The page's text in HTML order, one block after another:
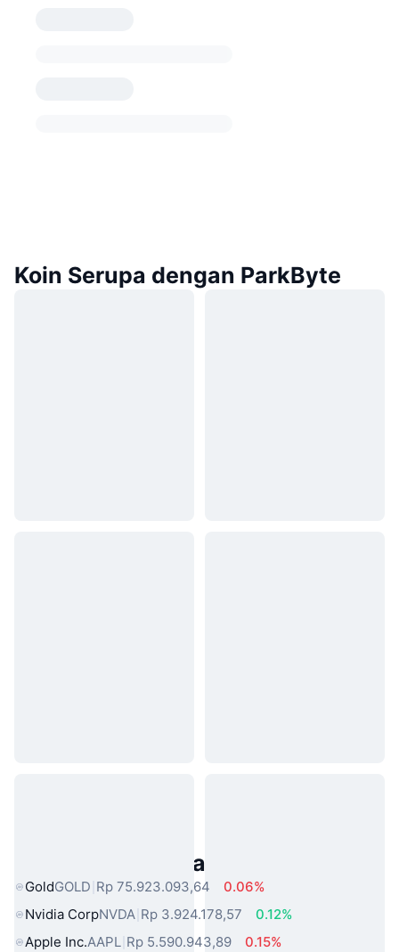
Koin Serupa dengan ParkByte
Aset Dunia Nyata Populer
GoldGOLD Rp 75.923.093,64
0.06%
Nvidia CorpNVDA Rp 3.924.178,57
0.12%
Apple Inc.AAPL Rp 5.590.943,89
0.15%